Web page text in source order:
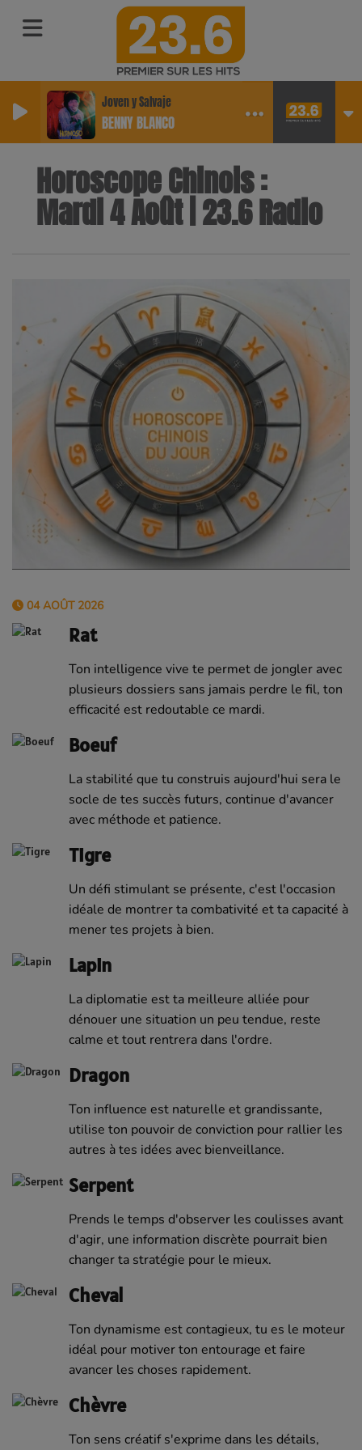
Joven y Salvaje
BENNY BLANCO
Horoscope Chinois :
Mardi 4 Août | 23.6 Radio
04 AOÛT 2026
Rat
Ton intelligence vive te permet de jongler avec
plusieurs dossiers sans jamais perdre le fil, ton
efficacité est redoutable ce mardi.
Boeuf
La stabilité que tu construis aujourd'hui sera le
socle de tes succès futurs, continue d'avancer
avec méthode et patience.
Tigre
Un défi stimulant se présente, c'est l'occasion
idéale de montrer ta combativité et ta capacité à
mener tes projets à bien.
Lapin
La diplomatie est ta meilleure alliée pour
dénouer une situation un peu tendue, reste
calme et tout rentrera dans l'ordre.
Dragon
Ton influence est naturelle et grandissante,
utilise ton pouvoir de conviction pour rallier les
autres à tes idées avec bienveillance.
Serpent
Prends le temps d'observer les coulisses avant
d'agir, une information discrète pourrait bien
changer ta stratégie pour le mieux.
Cheval
Ton dynamisme est contagieux, tu es le moteur
idéal pour motiver ton entourage et faire
avancer les choses rapidement.
Chèvre
Ton sens créatif s'exprime dans les détails,